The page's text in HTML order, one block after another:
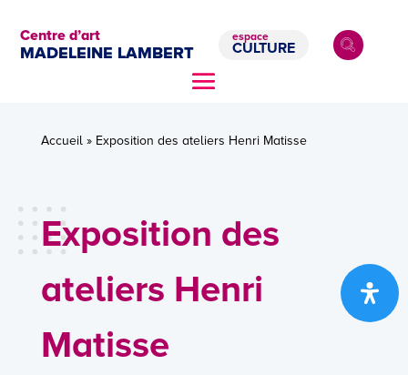
Centre d’art
MADELEINE LAMBERT
espace
CULTURE
Accueil» Exposition des ateliers Henri Matisse
Exposition des
ateliers Henri
Matisse